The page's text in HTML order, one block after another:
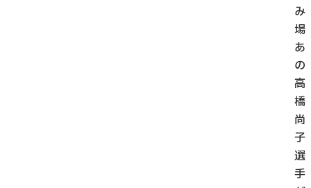
み
場
あ
の
高
橋
尚
子
選
手